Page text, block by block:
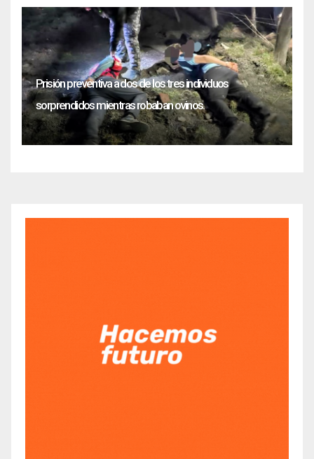
Prisión preventiva a dos de los tres individuos
sorprendidos mientras robaban ovinos.